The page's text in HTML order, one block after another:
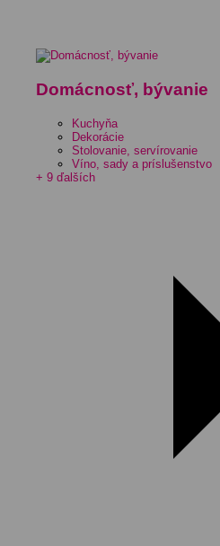
Domácnosť, bývanie
Kuchyňa
Dekorácie
Stolovanie, servírovanie
Víno, sady a príslušenstvo
+ 9 ďalších